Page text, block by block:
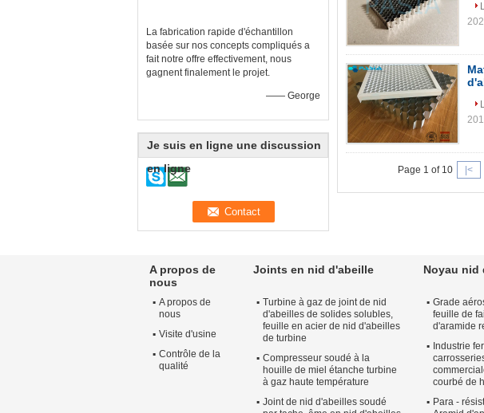
La fabrication rapide d'échantillon
basée sur nos concepts compliqués a
fait notre offre effectivement, nous
gagnent finalement le projet.
—— George
Je suis en ligne une discussion
en ligne
Page 1 of 10 |<
A propos de
nous
A propos de
nous
Visite d'usine
Contrôle de la
qualité
Joints en nid d'abeille
Turbine à gaz de joint de nid
d'abeilles de solides solubles,
feuille en acier de nid d'abeilles
de turbine
Compresseur soudé à la
houille de miel étanche turbine
à gaz haute température
Joint de nid d'abeilles soudé
Noyau nid
Grade
feuille de
d'aramide
Industrie
courbé de
Para -